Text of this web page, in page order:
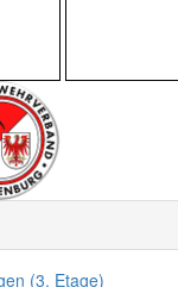
(3. Etage)